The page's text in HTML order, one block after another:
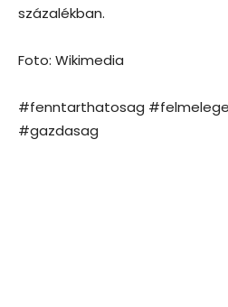
százalékban.
Foto: Wikimedia
#fenntarthatosag
#gazdasag